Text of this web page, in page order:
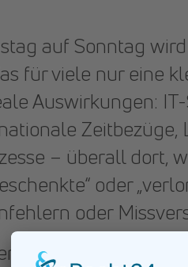
auf Sonntag
für viele nur eine
Auswirkungen:
Zeitbezüge,
– überall dort,
oder
oder
in der Logistik sind u.